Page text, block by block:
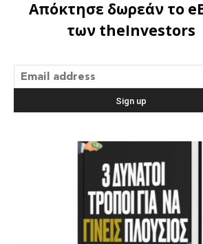
Απόκτησε δωρεάν το
των theInvestors